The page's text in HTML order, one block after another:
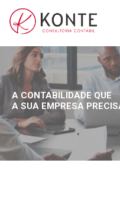
A CONTABILIDADE QUE
A SUA EMPRESA